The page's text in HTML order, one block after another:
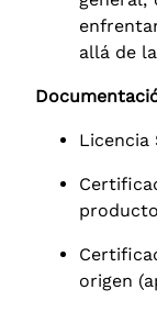
allá de
Licencia
origen